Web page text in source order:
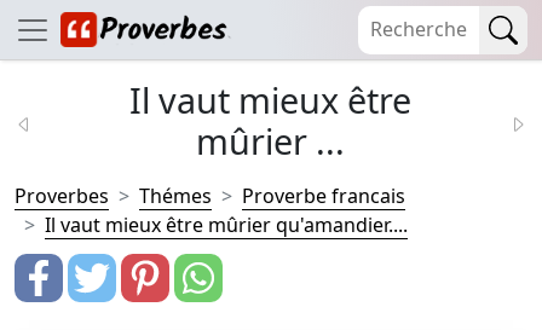
Il vaut mieux être
mûrier ...
Proverbes Thémes
Proverbe francais
Il vaut mieux être mûrier qu'amandier....